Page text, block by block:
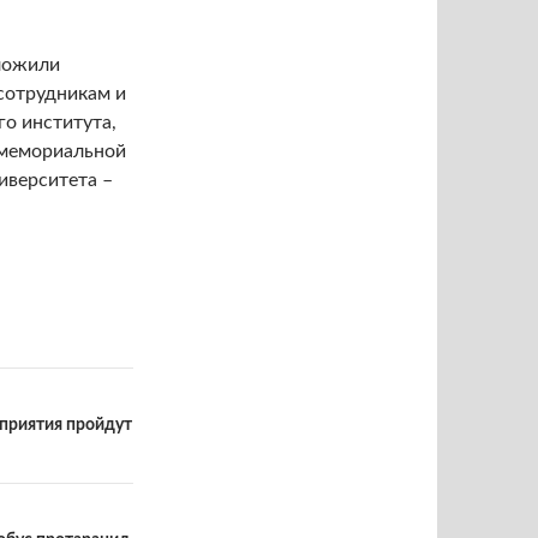
и
института,
–
пройдут